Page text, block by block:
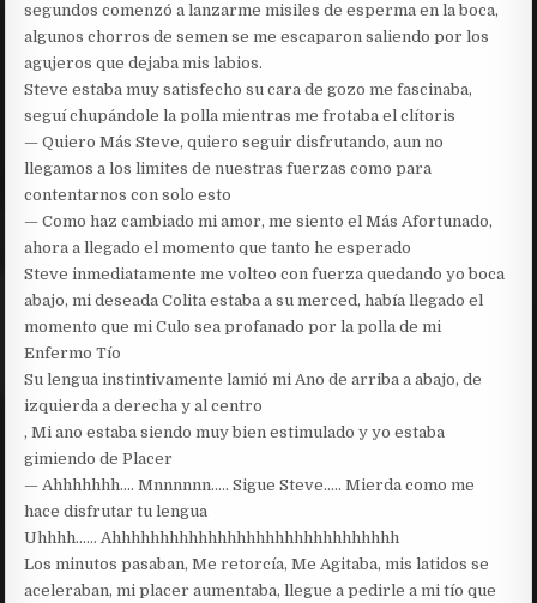
segundos comenzó a lanzarme misiles de esperma en la boca,
algunos chorros de semen se me escaparon saliendo por los
agujeros que dejaba mis labios.
Steve estaba muy satisfecho su cara de gozo me fascinaba,
seguí chupándole la polla mientras me frotaba el clítoris
— Quiero Más Steve, quiero seguir disfrutando, aun no
llegamos a los limites de nuestras fuerzas como para
contentarnos con solo esto
— Como haz cambiado mi amor, me siento el Más Afortunado,
ahora a llegado el momento que tanto he esperado
Steve inmediatamente me volteo con fuerza quedando yo boca
abajo, mi deseada Colita estaba a su merced, había llegado el
momento que mi Culo sea profanado por la polla de mi
Enfermo Tío
Su lengua instintivamente lamió mi Ano de arriba a abajo, de
izquierda a derecha y al centro
, Mi ano estaba siendo muy bien estimulado y yo estaba
gimiendo de Placer
— Ahhhhhhh…. Mnnnnnn….. Sigue Steve….. Mierda como me
hace disfrutar tu lengua
Uhhhh…… Ahhhhhhhhhhhhhhhhhhhhhhhhhhhhhh
Los minutos pasaban, Me retorcía, Me Agitaba, mis latidos se
aceleraban, mi placer aumentaba, llegue a pedirle a mi tío que